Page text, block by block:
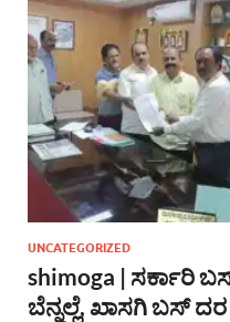
UNCATEGORIZED
shimoga | ಸರ್ಕಾರಿ
ಬೆನ್ನಲ್ಲೆ, ಖಾಸಗಿ ಬಸ್ ದರ